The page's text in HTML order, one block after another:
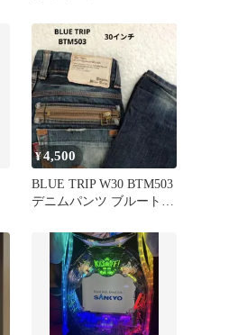
¥4,500
BLUE TRIP W30 BTM503
デニムパンツ ブルートリ